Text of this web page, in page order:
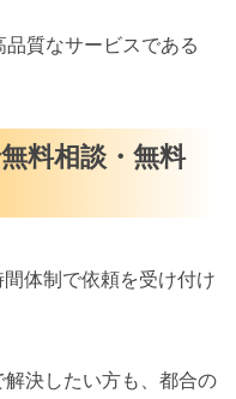
質なサービスである
料相談・無料
体制で依頼を受け付け
決したい方も、都合の